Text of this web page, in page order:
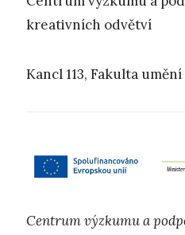
kreativních odvětví
Kancl 113, Fakulta
Centrum výzkumu a